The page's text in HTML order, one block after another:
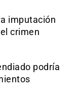
imputación
crimen
podría